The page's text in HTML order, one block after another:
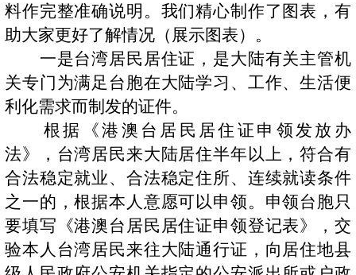
料作完整准确说明。我们精心制作了图表，有
助大家更好了解情况（展示图表）。
一是台湾居民居住证，是大陆有关主管机
关专门为满足台胞在大陆学习、工作、生活便
利化需求而制发的证件。
根据《港澳台居民居住证申领发放办
法》，台湾居民来大陆居住半年以上，符合有
合法稳定就业、合法稳定住所、连续就读条件
之一的，根据本人意愿可以申领。申领台胞只
要填写《港澳台居民居住证申领登记表》，交
验本人台湾居民来往大陆通行证，向居住地县